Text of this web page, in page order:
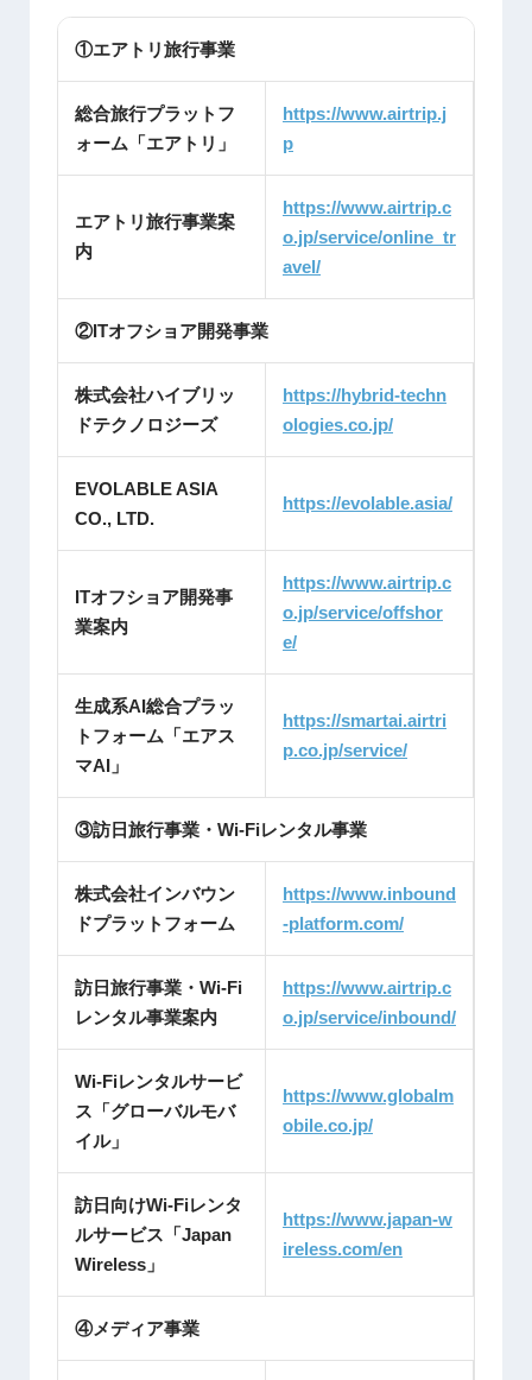
①エアトリ旅行事業
総合旅行プラットフ
ォーム「エアトリ」
https://www.airtrip.j
p
エアトリ旅行事業案
内
https://www.airtrip.c
o.jp/service/online_tr
avel/
②ITオフショア開発事業
株式会社ハイブリッ
ドテクノロジーズ
https://hybrid-techn
ologies.co.jp/
EVOLABLE ASIA
CO., LTD.
https://evolable.asia/
ITオフショア開発事
業案内
https://www.airtrip.c
o.jp/service/offshor
e/
生成系AI総合プラッ
トフォーム「エアス
マAI」
https://smartai.airtri
p.co.jp/service/
③訪日旅行事業・Wi-Fiレンタル事業
株式会社インバウン
ドプラットフォーム
https://www.inbound
-platform.com/
訪日旅行事業・Wi-Fi
レンタル事業案内
https://www.airtrip.c
o.jp/service/inbound/
Wi-Fiレンタルサービ
ス「グローバルモバ
イル」
https://www.globalm
obile.co.jp/
訪日向けWi-Fiレンタ
ルサービス「Japan
Wireless」
https://www.japan-w
ireless.com/en
④メディア事業